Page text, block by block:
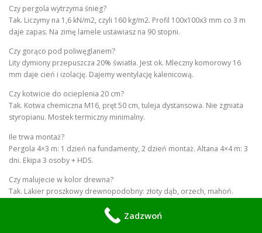
Czy pergola wytrzyma śnieg?
Tak. Liczymy na 1,6 kN/m2, czyli 160 kg/m2. Profil 100x100x3 mm co 3 m
daje zapas. Na zimę lamele ustawiasz na 90 stopni.
Czy gorąco pod poliwęglanem?
Lity dymiony przepuszcza 20% światła. Jest ok. Mleczny komorowy 16
mm daje cień i izolację. Dajemy wentylację kalenicową.
Czy kotwicie do ocieplenia 20 cm?
Tak. Kotwa chemiczna M16, pręt 50 cm, tuleja dystansowa. Nie zgniata
styropianu. Mostek termiczny minimalny.
Ile trwa montaż?
Pergola 4×3 m: 1 dzień na fundamenty, 2 dzień montaż. Altana 4×4 m: 3
dni. Ekipa 3 osoby + HDS.
Czy malujecie w kolor drewna?
Tak. Lakier proszkowy drewnopodobny: złoty dąb, orzech, mahoń.
Czy przyjedziecie tylko pospawać coś urwanego?
Zadzwoń